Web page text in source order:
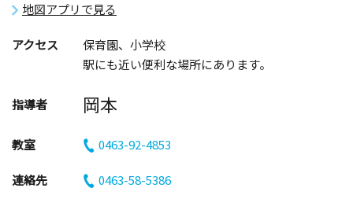
地図アプリで見る
アクセス
保育園、小学校
駅にも近い便利な場所にあります。
指導者 岡本
教室 0463-92-4853
連絡先 0463-58-5386